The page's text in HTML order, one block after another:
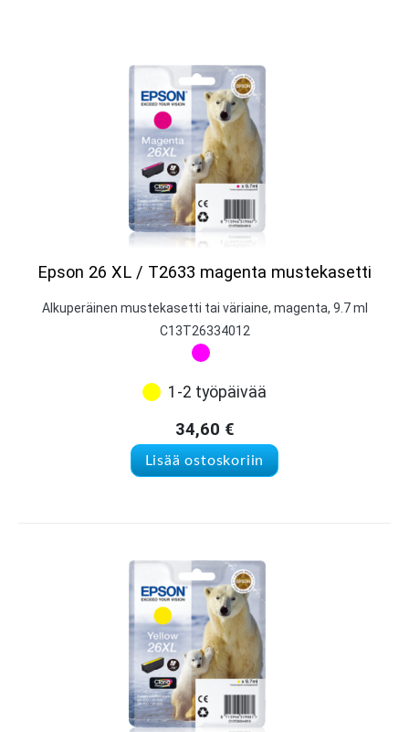
Epson 26 XL / T2633 magenta mustekasetti
Alkuperäinen mustekasetti tai väriaine, magenta, 9.7 ml
C13T26334012
1-2 työpäivää
34,60 €
Lisää ostoskoriin